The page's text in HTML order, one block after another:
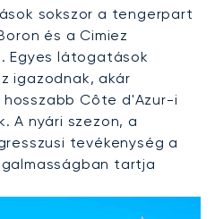
sokszor a tengerpart
és a Cimiez
Egyes látogatások
igazodnak, akár
hosszabb Côte d'Azur-i
A nyári szezon, a
tevékenység a
tartja